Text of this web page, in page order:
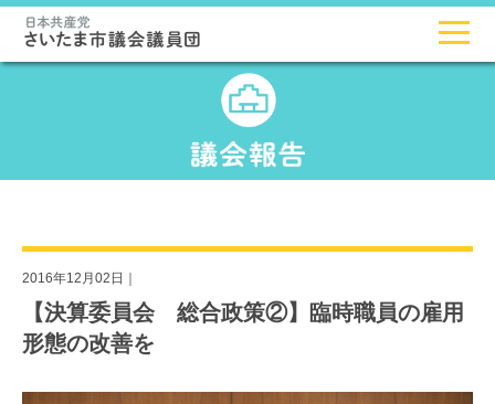
2016年12月02日｜
【決算委員会 総合政策②】臨時職員の雇用
形態の改善を